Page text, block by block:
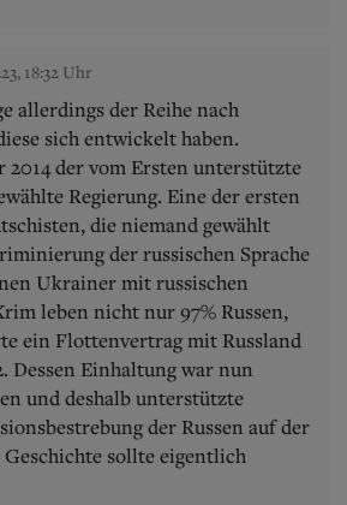
18:32 Uhr
allerdings der Reihe nach
sich entwickelt haben.
2014 der vom Ersten unterstützte
Regierung. Eine der ersten
die niemand gewählt
der russischen Sprache
Ukrainer mit russischen
leben nicht nur 97% Russen,
ein Flottenvertrag mit Russland
Dessen Einhaltung war nun
und deshalb unterstützte
der Russen auf der
sollte eigentlich